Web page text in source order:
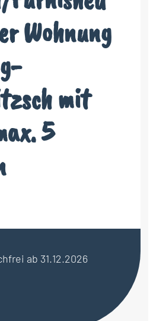
Wohnung
mit
5
frei ab 31.12.2026